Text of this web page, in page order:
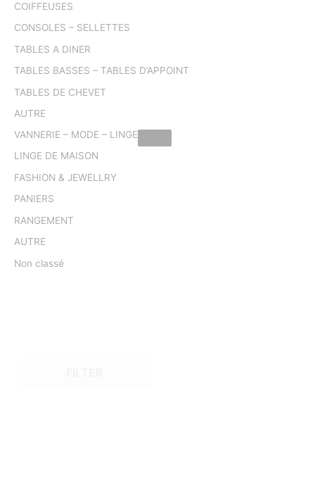
COIFFEUSES
CONSOLES – SELLETTES
TABLES A DINER
TABLES BASSES – TABLES D’APPOINT
TABLES DE CHEVET
AUTRE
VANNERIE – MODE – LINGE
LINGE DE MAISON
FASHION & JEWELLRY
PANIERS
RANGEMENT
AUTRE
Non classé